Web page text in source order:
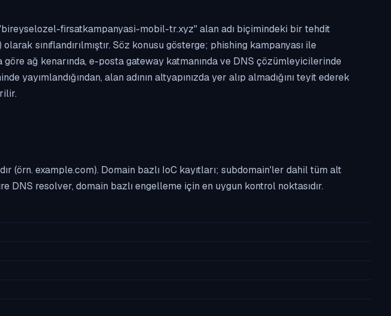
"bireyselozel-firsatkampanyasi-mobil-tr.xyz" alan adı biçimindeki bir tehdit
sınıflandırılmıştır. Söz konusu gösterge; phishing kampanyası ile
ağ kenarında, e-posta gateway katmanında ve DNS çözümleyicilerinde
alan adının altyapınızda yer alıp almadığını teyit ederek
(örn. example.com). Domain bazlı IoC kayıtları; subdomain'ler dahil tüm alt
resolver, domain bazlı engelleme için en uygun kontrol noktasıdır.